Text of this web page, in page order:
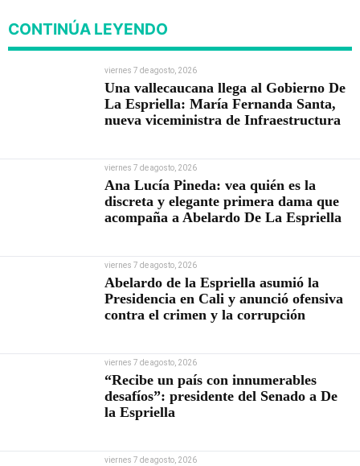
CONTINÚA LEYENDO
viernes 7 de agosto, 2026
Una vallecaucana llega al Gobierno De
La Espriella: María Fernanda Santa,
nueva viceministra de Infraestructura
viernes 7 de agosto, 2026
Ana Lucía Pineda: vea quién es la
discreta y elegante primera dama que
acompaña a Abelardo De La Espriella
viernes 7 de agosto, 2026
Abelardo de la Espriella asumió la
Presidencia en Cali y anunció ofensiva
contra el crimen y la corrupción
viernes 7 de agosto, 2026
“Recibe un país con innumerables
desafíos”: presidente del Senado a De
la Espriella
viernes 7 de agosto, 2026